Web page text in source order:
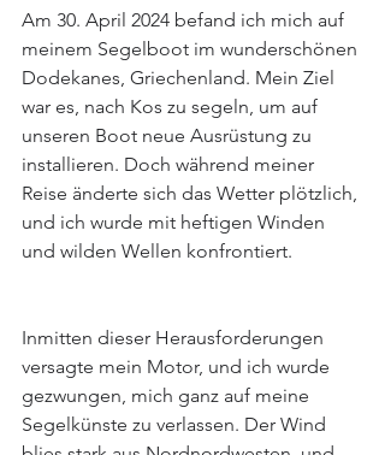
Am 30. April 2024 befand ich mich auf
meinem Segelboot im wunderschönen
Dodekanes, Griechenland. Mein Ziel
war es, nach Kos zu segeln, um auf
unseren Boot neue Ausrüstung zu
installieren. Doch während meiner
Reise änderte sich das Wetter plötzlich,
und ich wurde mit heftigen Winden
und wilden Wellen konfrontiert.
Inmitten dieser Herausforderungen
versagte mein Motor, und ich wurde
gezwungen, mich ganz auf meine
Segelkünste zu verlassen. Der Wind